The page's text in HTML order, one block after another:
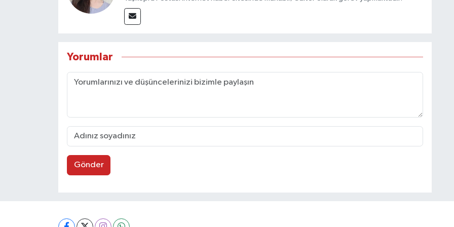
Yorumlar
Gönder